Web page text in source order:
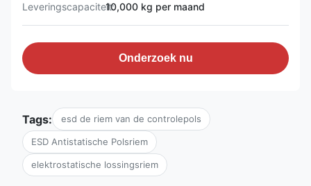
Leveringscapaciteit:10,000 kg per maand
Onderzoek nu
Tags: esd de riem van de controlepols
ESD Antistatische Polsriem
elektrostatische lossingsriem